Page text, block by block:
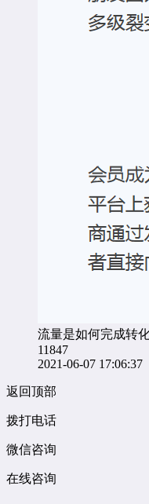
流量是如何完成转
11847
2021-06-07 17:06:37
返回顶部
拨打电话
微信咨询
在线咨询